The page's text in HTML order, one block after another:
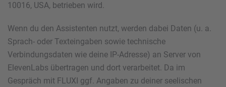
10016, USA, betrieben wird.
Wenn du den Assistenten nutzt, werden dabei Daten (u. a.
Sprach- oder Texteingaben sowie technische
Verbindungsdaten wie deine IP-Adresse) an Server von
ElevenLabs übertragen und dort verarbeitet. Da im
Gespräch mit FLUXI ggf. Angaben zu deiner seelischen